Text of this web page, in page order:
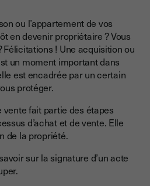
?
?
vente à distance ?
l’acte de vente chez le notaire ?
vente ?
pour aller signer l’acte
de l’acte de vente chez le
ou l’appartement de vos
en devenir propriétaire ? Vous
! Une acquisition ou
un moment important dans
est encadrée par un certain
protéger.
vente fait partie des étapes
d’achat et de vente. Elle
de la propriété.
sur la signature d’un acte